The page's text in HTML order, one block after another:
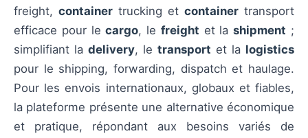
freight, container trucking et container transport
efficace pour lecargo, le freight et lashipment ;
simplifiant la delivery, le transport et la logistics
pour le shipping, forwarding, dispatch et haulage.
Pour les envois internationaux, globaux et fiables,
la plateforme présente une alternative économique
et pratique, répondant aux besoins variés de